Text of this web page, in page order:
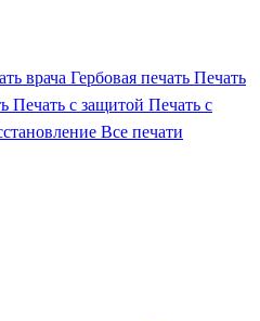
врача Гербовая печать Печать
Печать с защитой Печать с
Все печати